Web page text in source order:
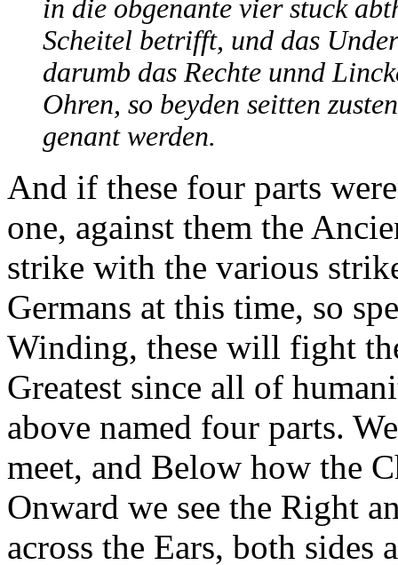
in die obgenante vier stuck
Scheitel betrifft, und das
darumb das Rechte unnd
Ohren, so beyden seitten
genant werden.
And if these four parts
one, against them the
strike with the various
Germans at this time, so
Winding, these will fight
Greatest since all of
above named four parts.
meet, and Below how the
Onward we see the Right
across the Ears, both